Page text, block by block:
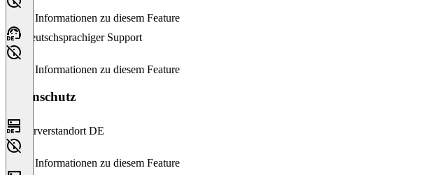
Keine Informationen zu diesem Feature
Deutschsprachiger Support
Keine Informationen zu diesem Feature
Datenschutz
Serverstandort DE
Keine Informationen zu diesem Feature